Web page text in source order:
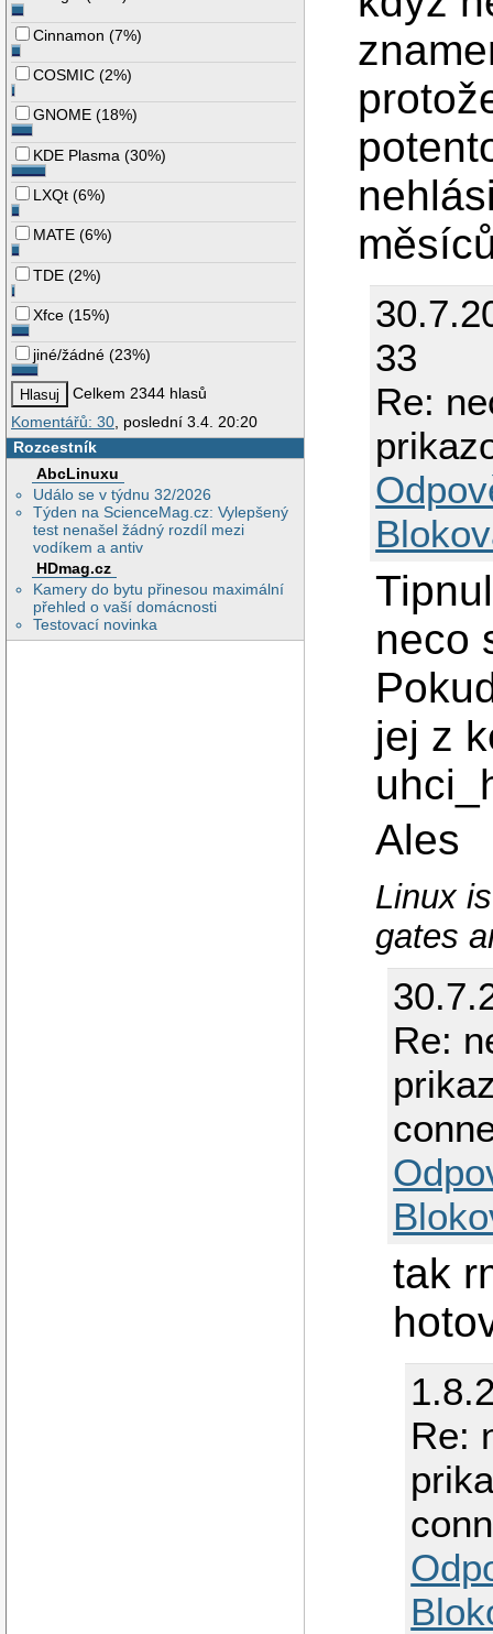
Cinnamon (7%)
COSMIC (2%)
GNOME (18%)
KDE Plasma (30%)
LXQt (6%)
MATE (6%)
TDE (2%)
Xfce (15%)
jiné/žádné (23%)
Celkem 2344 hlasů
Komentářů: 30 , poslední 3.4. 20:20
Rozcestník
AbcLinuxu
Událo se v týdnu 32/2026
Týden na ScienceMag.cz: Vylepšený
test nenašel žádný rozdíl mezi
vodíkem a antiv
HDmag.cz
Kamery do bytu přinesou maximální
přehled o vaší domácnosti
Testovací novinka
33
Re:
neco
jej z
Ales
Linux
gates
Re:
tak
Re: